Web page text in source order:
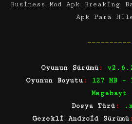
Business Mod Apk Breaking
Apk Para
——————————
Oyunun Sürümü:
Oyunun Boyutu :
127 MB
Megabayt
Dosya Türü :
Gerekli Android Sürümü